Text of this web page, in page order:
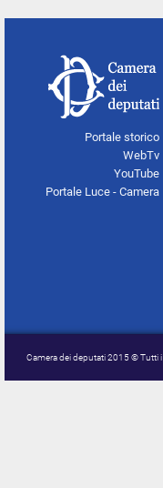
Portale storico
WebTv
YouTube
Portale Luce - Camera
Camera dei deputati 2015 © Tutti i